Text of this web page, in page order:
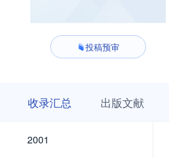
投稿预审
收录汇总 出版文献
2001
2001